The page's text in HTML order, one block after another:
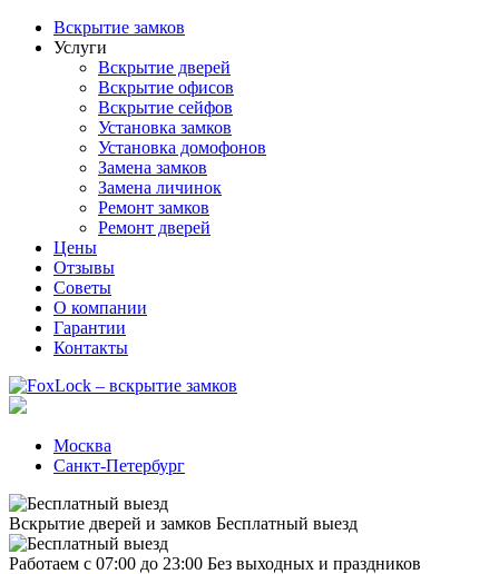
Вскрытие замков
Услуги
Вскрытие дверей
Вскрытие офисов
Вскрытие сейфов
Установка замков
Установка домофонов
Замена замков
Замена личинок
Ремонт замков
Ремонт дверей
Цены
Отзывы
Советы
О компании
Гарантии
Контакты
Москва
Санкт-Петербург
Вскрытие дверей и замков Бесплатный выезд
Работаем с 07:00 до 23:00 Без выходных и праздников